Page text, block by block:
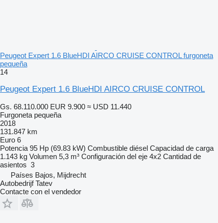
Peugeot Expert 1.6 BlueHDI AIRCO CRUISE CONTROL furgoneta
pequeña
14
Peugeot Expert 1.6 BlueHDI AIRCO CRUISE CONTROL
Gs. 68.110.000 EUR 9.900 ≈ USD 11.440
Furgoneta pequeña
2018
131.847 km
Euro 6
Potencia 95 Hp (69.83 kW) Combustible diésel Capacidad de carga
1.143 kg Volumen 5,3 m³ Configuración del eje 4x2 Cantidad de
asientos 3
Países Bajos, Mijdrecht
Autobedrijf Tatev
Contacte con el vendedor